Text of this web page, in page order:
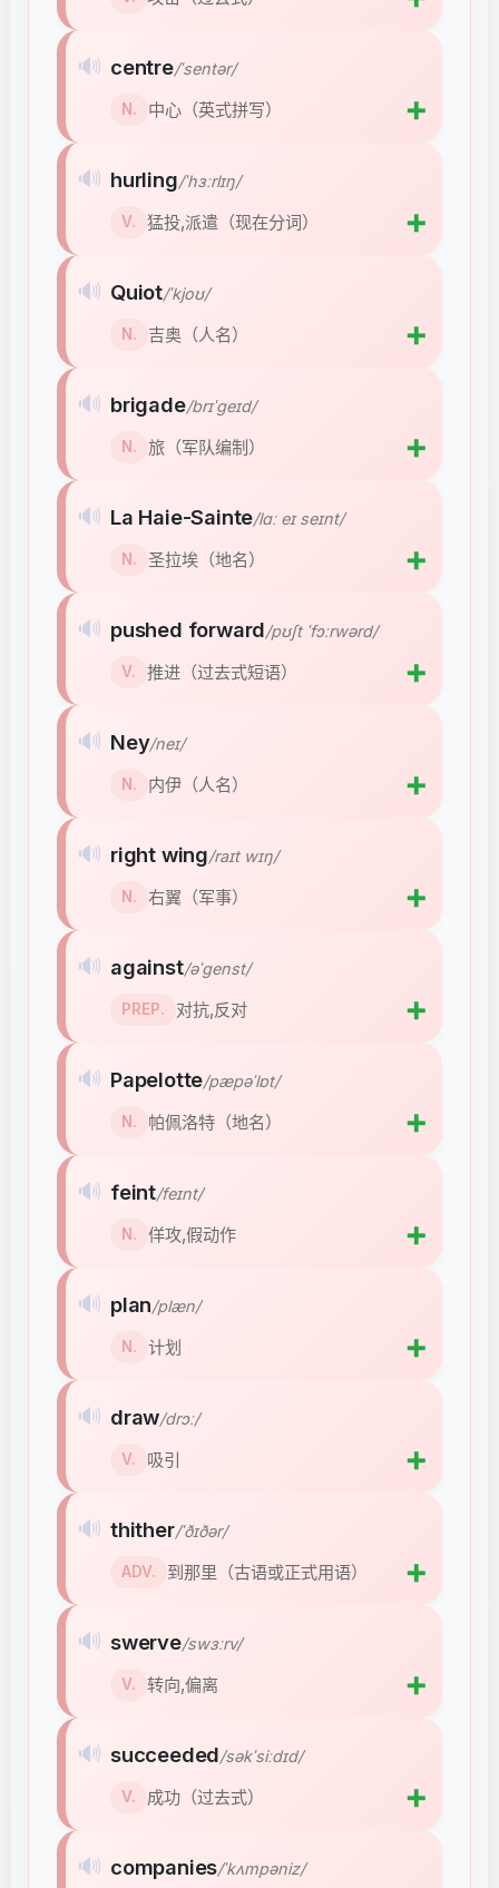
🔊 centre/ˈsentər/
N. 中心（英式拼写） ➕
🔊 hurling/ˈhɜːrlɪŋ/
V. 猛投,派遣（现在分词） ➕
🔊 Quiot/ˈkjoʊ/
N. 吉奥（人名） ➕
🔊 brigade/brɪˈɡeɪd/
N. 旅（军队编制） ➕
🔊 La Haie-Sainte/lɑː eɪ seɪnt/
N. 圣拉埃（地名） ➕
🔊 pushed forward/pʊʃt ˈfɔːrwərd/
V. 推进（过去式短语） ➕
🔊 Ney/neɪ/
N. 内伊（人名） ➕
🔊 right wing/raɪt wɪŋ/
N. 右翼（军事） ➕
🔊 against/əˈɡenst/
PREP. 对抗,反对 ➕
🔊 Papelotte/pæpəˈlɒt/
N. 帕佩洛特（地名） ➕
🔊 feint/feɪnt/
N. 佯攻,假动作 ➕
🔊 plan/plæn/
N. 计划 ➕
🔊 draw/drɔː/
V. 吸引 ➕
🔊 thither/ˈðɪðər/
ADV. 到那里（古语或正式用语） ➕
🔊 swerve/swɜːrv/
V. 转向,偏离 ➕
🔊 succeeded/səkˈsiːdɪd/
V. 成功（过去式） ➕
🔊 companies/ˈkʌmpəniz/